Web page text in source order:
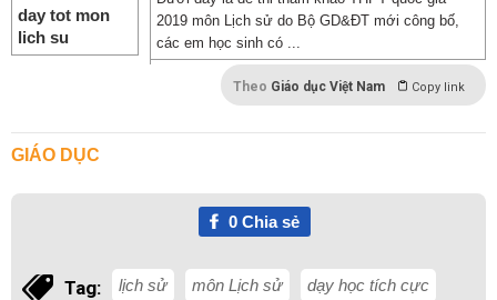
2019 môn Lịch sử do Bộ GD&ĐT mới công bố,
các em học sinh có ...
Theo Giáo dục Việt Nam Copy link
GIÁO DỤC
0Chia sẻ
Tag: lịch sử môn Lịch sử dạy học tích cực